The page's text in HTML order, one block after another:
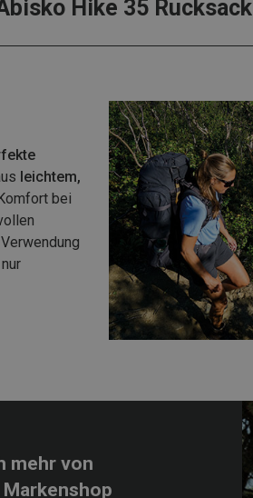
Hike 35 Rucksack
leichtem,
bei
mehr von
Markenshop